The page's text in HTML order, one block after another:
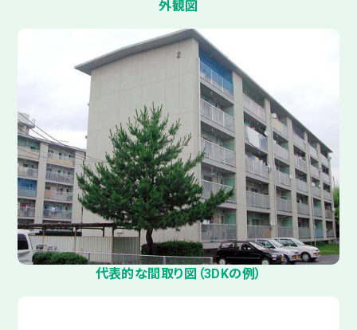
外観図
代表的な間取り図（3DKの例）